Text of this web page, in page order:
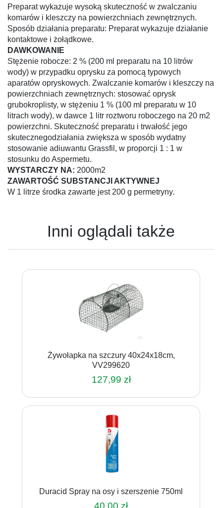
Preparat wykazuje wysoką skuteczność w zwalczaniu
komarów i kleszczy na powierzchniach zewnętrznych.
Sposób działania preparatu: Preparat wykazuje działanie
kontaktowe i żołądkowe.
DAWKOWANIE
Stężenie robocze: 2 % (200 ml preparatu na 10 litrów
wody) w przypadku oprysku za pomocą typowych
aparatów opryskowych. Zwalczanie komarów i kleszczy na
powierzchniach zewnętrznych: stosować oprysk
grubokroplisty, w stężeniu 1 % (100 ml preparatu w 10
litrach wody), w dawce 1 litr roztworu roboczego na 20 m2
powierzchni. Skuteczność preparatu i trwałość jego
skutecznegodziałania zwiększa w sposób wydatny
stosowanie adiuwantu Grassfil, w proporcji 1 : 1 w
stosunku do Aspermetu.
WYSTARCZY NA: 2000m2
ZAWARTOŚĆ SUBSTANCJI AKTYWNEJ
W 1 litrze środka zawarte jest 200 g permetryny.
Inni oglądali także
Żywołapka na szczury 40x24x18cm,
VV299620
127,99 zł
Duracid Spray na osy i szerszenie 750ml